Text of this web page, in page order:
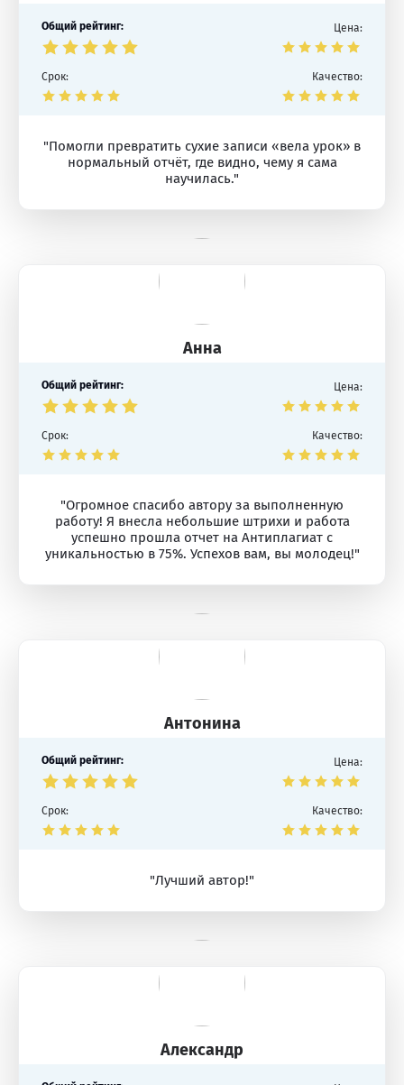
Общий рейтинг: Цена:
Срок: Качество:
"Помогли превратить сухие записи «вела урок» в
нормальный отчёт, где видно, чему я сама
научилась."
Анна
Общий рейтинг: Цена:
Срок: Качество:
"Огромное спасибо автору за выполненную
работу! Я внесла небольшие штрихи и работа
успешно прошла отчет на Антиплагиат с
уникальностью в 75%. Успехов вам, вы молодец!"
Антонина
Общий рейтинг: Цена:
Срок: Качество:
"Лучший автор!"
Александр